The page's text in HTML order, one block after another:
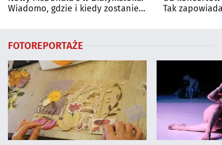
Wiadomo, gdzie i kiedy zostanie
Tak
FOTOREPORTAŻE